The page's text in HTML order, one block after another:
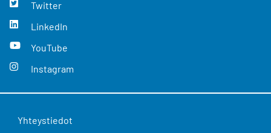
Twitter
LinkedIn
YouTube
Instagram
Yhteystiedot